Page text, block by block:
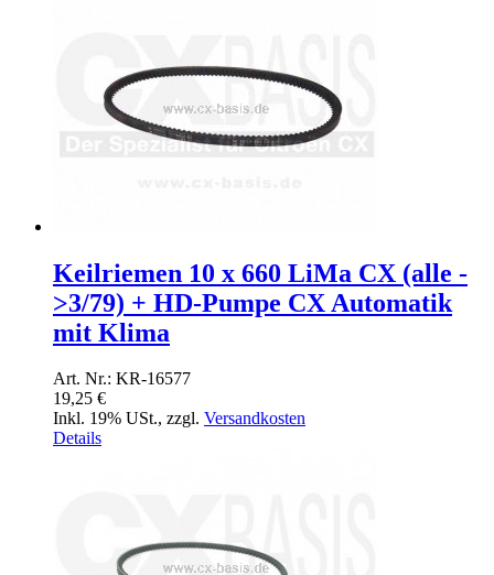
Keilriemen 10 x 660 LiMa CX (alle -
>3/79) + HD-Pumpe CX Automatik
mit Klima
Art. Nr.: KR-16577
19,25 €
Inkl. 19% USt., zzgl. Versandkosten
Details